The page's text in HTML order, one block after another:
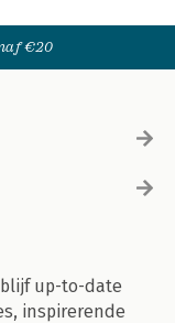
€20
up-to-date
inspirerende